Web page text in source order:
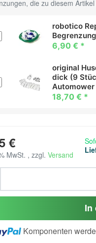
die zu diesem
robotico
6,90 € *
original
dick (9
Automower
18,70 € *
€
MwSt. , zzgl. Versand
In
Komponenten